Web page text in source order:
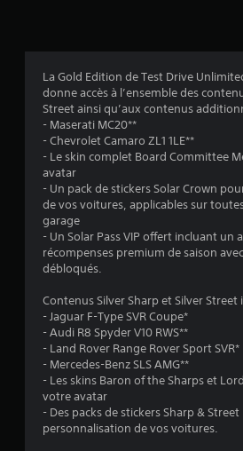
La Gold Edition de Test Drive
donne accès à l’ensemble des
Street ainsi qu’aux contenus
- Maserati MC20**
- Chevrolet Camaro ZL1 1LE**
- Le skin complet Board Committee
avatar
- Un pack de stickers Solar Crown
de vos voitures, applicables sur
garage
- Un Solar Pass VIP offert incluant un
récompenses premium de saison
débloqués.
Contenus Silver Sharp et Silver Street
- Jaguar F-Type SVR Coupe*
- Audi R8 Spyder V10 RWS**
- Land Rover Range Rover Sport SVR*
- Mercedes-Benz SLS AMG**
- Les skins Baron of the Sharps et
votre avatar
- Des packs de stickers Sharp &
personnalisation de vos voitures.